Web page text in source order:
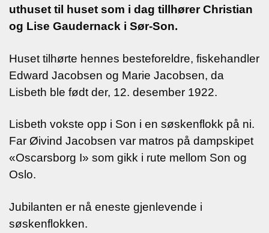
uthuset til huset som i dag tillhører Christian
og Lise Gaudernack i Sør-Son.
Huset tilhørte hennes besteforeldre, fiskehandler
Edward Jacobsen og Marie Jacobsen, da
Lisbeth ble født der, 12. desember 1922.
Lisbeth vokste opp i Son i en søskenflokk på ni.
Far Øivind Jacobsen var matros på dampskipet
«Oscarsborg I» som gikk i rute mellom Son og
Oslo.
Jubilanten er nå eneste gjenlevende i
søskenflokken.